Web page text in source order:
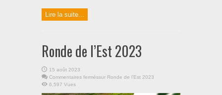
Lire la suite...
Ronde de l’Est 2023
15 août 2023
Commentaires ferméssur Ronde de l’Est 2023
6,597 Vues